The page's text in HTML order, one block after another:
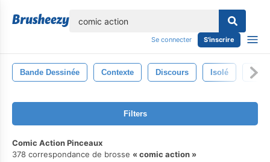
Se connecter S'inscrire
Bande Dessinée Contexte Discours Isolé
Filters
Comic Action Pinceaux
378 correspondance de brosse
comic action